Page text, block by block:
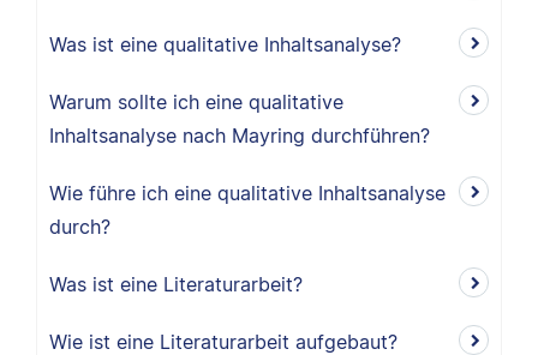
Was ist eine qualitative Inhaltsanalyse?
Warum sollte ich eine qualitative
Inhaltsanalyse nach Mayring durchführen?
Wie führe ich eine qualitative Inhaltsanalyse
durch?
Was ist eine Literaturarbeit?
Wie ist eine Literaturarbeit aufgebaut?